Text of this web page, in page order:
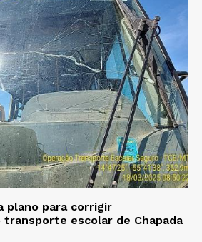
plano para corrigir
escolar de Chapada